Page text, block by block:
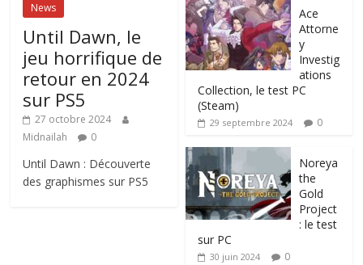
News
Until Dawn, le
jeu horrifique de
retour en 2024
sur PS5
27 octobre 2024
Midnailah
0
Until Dawn : Découverte
des graphismes sur PS5
Ace
Attorne
y
Investig
ations
Collection, le test PC
(Steam)
29 septembre 2024 0
Noreya
the
Gold
Project
: le test
sur PC
30 juin 2024 0